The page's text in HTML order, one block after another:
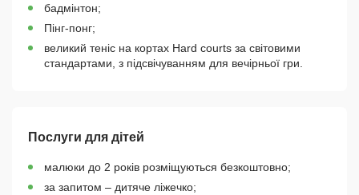
бадмінтон;
Пінг-понг;
великий теніс на кортах Hard courts за світовими
стандартами, з підсвічуванням для вечірньої гри.
Послуги для дітей
малюки до 2 років розміщуються безкоштовно;
за запитом – дитяче ліжечко;